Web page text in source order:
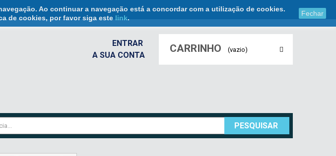
Ao continuar a navegação está a concordar com a utilização de cookies.
de cookies, por favor siga este link.
Fechar
CARRINHO (vazio)
ENTRAR
A SUA CONTA
PESQUISAR